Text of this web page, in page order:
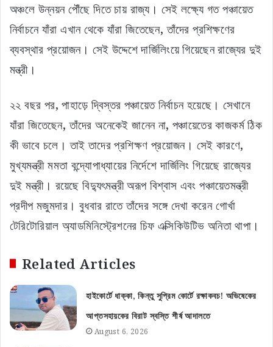
অঞ্চলে উন্নয়ন পৌঁছে দিতে চায় রাজ্য। সেই লক্ষ্যে গত পঞ্চায়েত
নির্বাচনে যাঁরা এখান থেকে যাঁরা জিতেছেন, তাঁদের প্রশিক্ষণের
ব্যবস্থার প্রয়োজন। সেই উদ্দেশে দার্জিলিংয়ে গিয়েছেন রাজ্যের দুই
মন্ত্রী।
২২ বছর পর, পাহাড়ে দ্বিস্তর পঞ্চায়েত নির্বাচন হয়েছে। সেখানে
যাঁরা জিতেছেন, তাঁদের অনেকেই জানেন না, পঞ্চায়েতের কাজকর্ম ঠিক
কী ভাবে চলে। তাই তাদের প্রশিক্ষণ প্রয়োজন। সেই কারণে,
মুখ্যমন্ত্রী মমতা বন্দ্যোপাধ্যায়ের নির্দেশে দার্জিলিং গিয়েছে রাজ্যের
দুই মন্ত্রী। রয়েছে বিদ্যুৎমন্ত্রী অরূপ বিশ্বাস এবং পঞ্চায়েতমন্ত্রী
প্রদীপ মজুমদার। বুধবার রাতে তাঁদের সঙ্গে দেখা করেন গোর্খা
টেরিটোরিয়াল অ্যাডমিনিস্ট্রেশনের চিফ এক্সিকিউটিভ অনিতা থাপা।
Related Articles
হাইকোর্টে ধাক্কা, কিন্তু সুপ্রিম কোর্টে রক্ষাকবচ! অভিষেকের
আপ্তসহায়কের বিরাট স্বস্তি শীর্ষ আদালতে
August 6, 2026